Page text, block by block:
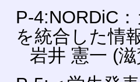
P-4:NORDiC
を統合した情
岩井 憲一 (